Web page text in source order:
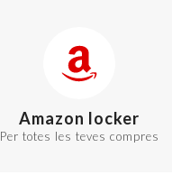
Amazon locker
Per totes les teves compres